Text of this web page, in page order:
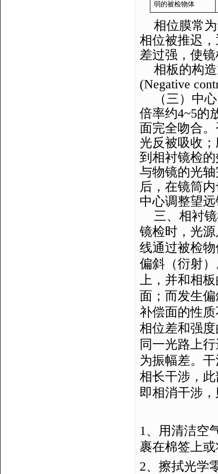
弱的被检物体
相位膜常
相位被推迟
差过强，使
相板的构
(Negative
（三）中
倍率约4~5的
面完全吻合
光反被吸收
到相衬镜检
与物镜的光
后，在镜筒
中心调整望
三、相衬
镜检时，光
线通过被检
偏斜（衍射
上，并和相
面；而发生
补偿面的性
相位差和强
同一光路上
为振幅差。
相长干涉，
即相消干涉
1、用清洁空
裹在棉签上
2、擦拭光学